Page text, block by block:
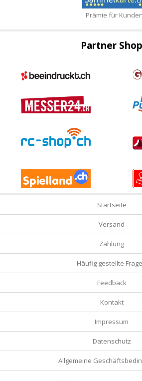
Prämie für Kunden
Partner
Startseite
Versand
Zahlung
Häufig gestellte
Feedback
Kontakt
Impressum
Datenschutz
Allgemeine